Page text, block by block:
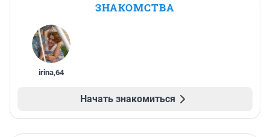
ЗНАКОМСТВА
irina,64
Начать знакомиться